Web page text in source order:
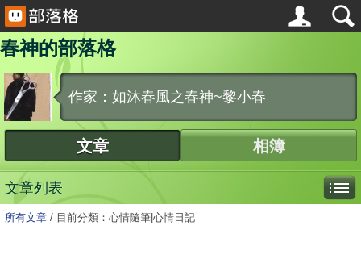
春神的部落格
作家：如沐春風之春神~黎小春
文章 相簿
文章列表
所有文章 / 目前分類：心情隨筆|心情日記